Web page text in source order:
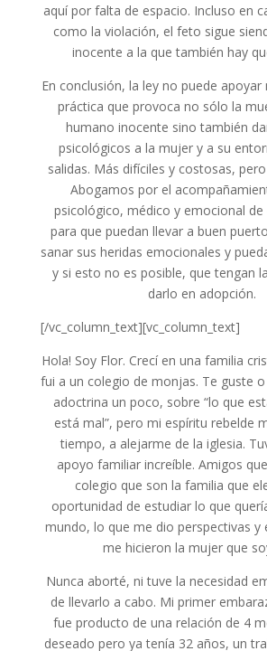
aquí por falta de espacio. Incluso en
como la violación, el feto sigue
inocente a la que también hay
En conclusión, la ley no puede
práctica que provoca no sólo la
humano inocente sino también
psicológicos a la mujer y a su
salidas. Más difíciles y costosas,
Abogamos por el
psicológico, médico y emocional de
para que puedan llevar a buen
sanar sus heridas emocionales y
y si esto no es posible, que tengan
darlo en adopción.
[/vc_column_text][vc_column_text]
Hola! Soy Flor. Crecí en una familia
fui a un colegio de monjas. Te guste
adoctrina un poco, sobre “lo que
está mal”, pero mi espíritu rebelde
tiempo, a alejarme de la iglesia.
apoyo familiar increíble. Amigos
colegio que son la familia que
oportunidad de estudiar lo que
mundo, lo que me dio perspectivas y
me hicieron la mujer que
Nunca aborté, ni tuve la necesidad
de llevarlo a cabo. Mi primer
fue producto de una relación de 4
deseado pero ya tenía 32 años, un